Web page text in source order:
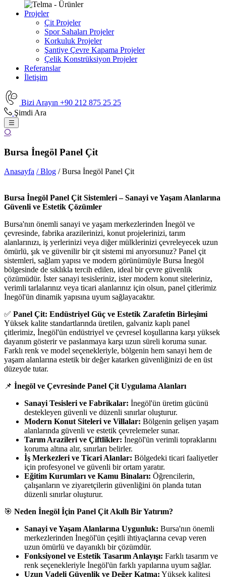
Projeler
Çit Projeler
Spor Sahaları Projeler
Korkuluk Projeler
Şantiye Çevre Kapama Projeler
Çelik Konstrüksiyon Projeler
Referanslar
İletişim
Bizi Arayın +90 212 875 25 25
Şimdi Ara
Bursa İnegöl Panel Çit
Anasayfa / Blog / Bursa İnegöl Panel Çit
Bursa İnegöl Panel Çit Sistemleri – Sanayi ve Yaşam Alanlarına
Güvenli ve Estetik Çözümler
Bursa'nın önemli sanayi ve yaşam merkezlerinden İnegöl ve
çevresinde, fabrika arazilerinizi, konut projelerinizi, tarım
alanlarınızı, iş yerlerinizi veya diğer mülklerinizi çevreleyecek uzun
ömürlü, şık ve güvenilir bir çit sistemi mi arıyorsunuz? Panel çit
sistemleri, sağlam yapısı ve modern görünümüyle Bursa İnegöl
bölgesinde de sıklıkla tercih edilen, ideal bir çevre güvenlik
çözümüdür. İster sanayi tesisleriniz, ister modern konut siteleriniz,
verimli tarlalarınız veya ticari alanlarınız için olsun, panel çitlerimiz
İnegöl'ün dinamik yapısına uyum sağlayacaktır.
✅ Panel Çit: Endüstriyel Güç ve Estetik Zarafetin Birleşimi
Yüksek kalite standartlarında üretilen, galvaniz kaplı panel
çitlerimiz, İnegöl'ün endüstriyel ve çevresel koşullarına karşı yüksek
dayanım gösterir ve paslanmaya karşı uzun süreli koruma sunar.
Farklı renk ve model seçenekleriyle, bölgenin hem sanayi hem de
yaşam alanlarına estetik bir değer katarken güvenliğinizi de en üst
düzeyde tutar.
📌 İnegöl ve Çevresinde Panel Çit Uygulama Alanları
Sanayi Tesisleri ve Fabrikalar: İnegöl'ün üretim gücünü
destekleyen güvenli ve düzenli sınırlar oluşturur.
Modern Konut Siteleri ve Villalar: Bölgenin gelişen yaşam
alanlarında güvenli ve estetik çevrelemeler sunar.
Tarım Arazileri ve Çiftlikler: İnegöl'ün verimli topraklarını
koruma altına alır, sınırları belirler.
İş Merkezleri ve Ticari Alanlar: Bölgedeki ticari faaliyetler
için profesyonel ve güvenli bir ortam yaratır.
Eğitim Kurumları ve Kamu Binaları: Öğrencilerin,
çalışanların ve ziyaretçilerin güvenliğini ön planda tutan
düzenli sınırlar oluşturur.
🎯 Neden İnegöl İçin Panel Çit Akıllı Bir Yatırım?
Sanayi ve Yaşam Alanlarına Uygunluk: Bursa'nın önemli
merkezlerinden İnegöl'ün çeşitli ihtiyaçlarına cevap veren
uzun ömürlü ve dayanıklı bir çözümdür.
Fonksiyonel ve Estetik Tasarım Anlayışı: Farklı tasarım ve
renk seçenekleriyle İnegöl'ün farklı yapılarına uyum sağlar.
Uzun Vadeli Güvenlik ve Değer Katma: Yüksek kalitesi